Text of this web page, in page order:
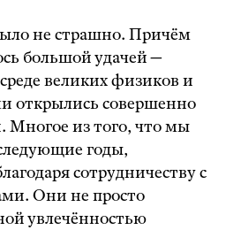
не страшно. Причём
большой удачей —
великих физиков и
открылись совершенно
Многое из того, что мы
годы,
сотрудничеству с
Они не просто
увлечённостью